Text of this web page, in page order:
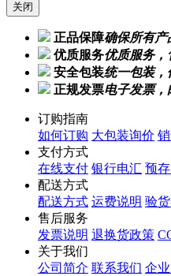
关闭
正品保障确保所有产
优质服务优质服务，
安全包装统一包装，
正规发票电子发票，
订购指南
如何订购 大包装询价
支付方式
在线支付 银行电汇 预
配送方式
配送方式 运费说明 验
售后服务
发票说明 退换货政策
关于我们
公司简介 联系我们 企